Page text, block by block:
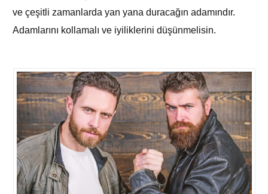
ve çeşitli zamanlarda yan yana duracağın adamındır.
Adamlarını kollamalı ve iyiliklerini düşünmelisin.